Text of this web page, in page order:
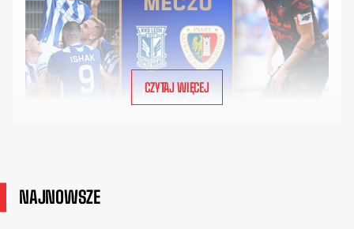
CZYTAJ WIĘCEJ
NAJNOWSZE